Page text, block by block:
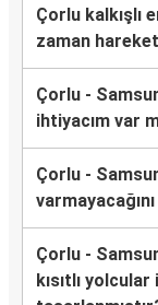
Çorlu kalkışlı
zaman
Çorlu -
ihtiyacım var
Çorlu -
Çorlu -
kısıtlı